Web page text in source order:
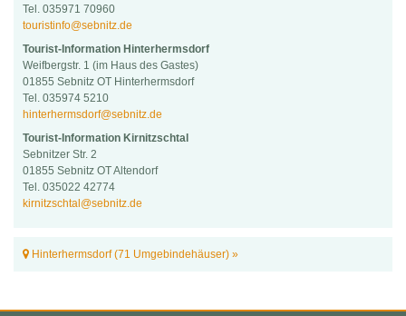
Tel. 035971 70960
touristinfo@sebnitz.de
Tourist-Information Hinterhermsdorf
Weifbergstr. 1 (im Haus des Gastes)
01855 Sebnitz OT Hinterhermsdorf
Tel. 035974 5210
hinterhermsdorf@sebnitz.de
Tourist-Information Kirnitzschtal
Sebnitzer Str. 2
01855 Sebnitz OT Altendorf
Tel. 035022 42774
kirnitzschtal@sebnitz.de
Hinterhermsdorf (71 Umgebindehäuser) »